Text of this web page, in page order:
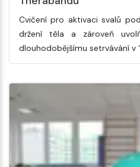
Cvičení pro aktivaci svalů
držení těla a zároveň
dlouhodobějšímu setrvávání v